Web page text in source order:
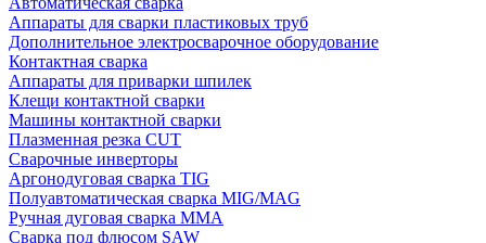
Аппараты для сварки пластиковых труб
Дополнительное электросварочное оборудование
Контактная сварка
Аппараты для приварки шпилек
Клещи контактной сварки
Машины контактной сварки
Плазменная резка CUT
Сварочные инверторы
Аргонодуговая сварка TIG
Полуавтоматическая сварка MIG/MAG
Ручная дуговая сварка MMA
Сварка под флюсом SAW